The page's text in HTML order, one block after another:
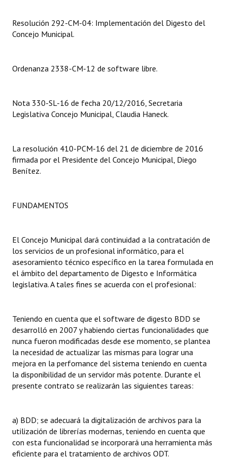
Organigrama
Informes de Gestión
Dictámenes Asesoría Letrada
Informes de Unidad Coordinadora
Ejecución Presupuestaria
Comunicaciones
Declaraciones
Resoluciones
INSTITUCIONAL
Antiguos Pobladores
Noticias Destacadas
Registros y Distinciones
Premio al Mérito - Registro
Audiencias Públicas - Registro
Resolución 292-CM-04: Implementación del Digesto del
Concejo Municipal.
Ordenanza 2338-CM-12 de software libre.
Nota 330-SL-16 de fecha 20/12/2016, Secretaria
Legislativa Concejo Municipal, Claudia Haneck.
La resolución 410-PCM-16 del 21 de diciembre de 2016
firmada por el Presidente del Concejo Municipal, Diego
Benítez.
FUNDAMENTOS
El Concejo Municipal dará continuidad a la contratación de
los servicios de un profesional informático, para el
asesoramiento técnico específico en la tarea formulada en
el ámbito del departamento de Digesto e Informática
legislativa. A tales fines se acuerda con el profesional:
Teniendo en cuenta que el software de digesto BDD se
desarrolló en 2007 y habiendo ciertas funcionalidades que
nunca fueron modificadas desde ese momento, se plantea
la necesidad de actualizar las mismas para lograr una
mejora en la perfomance del sistema teniendo en cuenta
la disponibilidad de un servidor más potente. Durante el
presente contrato se realizarán las siguientes tareas:
a) BDD; se adecuará la digitalización de archivos para la
utilización de librerías modernas, teniendo en cuenta que
con esta funcionalidad se incorporará una herramienta más
eficiente para el tratamiento de archivos ODT.